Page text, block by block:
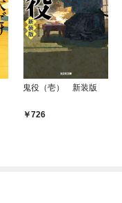
鬼役（壱） 新装版
726